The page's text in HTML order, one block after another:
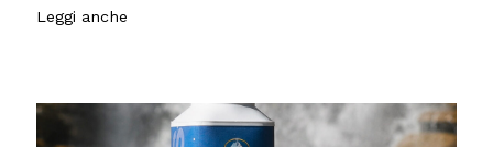
Leggi anche